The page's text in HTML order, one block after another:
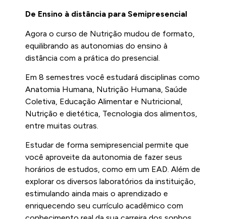
De Ensino à distância para Semipresencial
Agora o curso de Nutrição mudou de formato,
equilibrando as autonomias do ensino à
distância com a prática do presencial.
Em 8 semestres você estudará disciplinas como
Anatomia Humana, Nutrição Humana, Saúde
Coletiva, Educação Alimentar e Nutricional,
Nutrição e dietética, Tecnologia dos alimentos,
entre muitas outras.
Estudar de forma semipresencial permite que
você aproveite da autonomia de fazer seus
horários de estudos, como em um EAD. Além de
explorar os diversos laboratórios da instituição,
estimulando ainda mais o aprendizado e
enriquecendo seu currículo acadêmico com